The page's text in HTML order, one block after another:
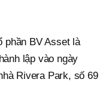
phần BV Asset là
lập vào ngày
Rivera Park, số 69